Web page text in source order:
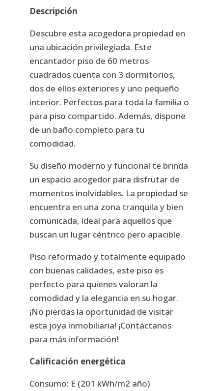
Descripción
Descubre esta acogedora propiedad en
una ubicación privilegiada. Este
encantador piso de 60 metros
cuadrados cuenta con 3 dormitorios,
dos de ellos exteriores y uno pequeño
interior. Perfectos para toda la familia o
para piso compartido. Además, dispone
de un baño completo para tu
comodidad.
Su diseño moderno y funcional te brinda
un espacio acogedor para disfrutar de
momentos inolvidables. La propiedad se
encuentra en una zona tranquila y bien
comunicada, ideal para aquellos que
buscan un lugar céntrico pero apacible.
Piso reformado y totalmente equipado
con buenas calidades, este piso es
perfecto para quienes valoran la
comodidad y la elegancia en su hogar.
¡No pierdas la oportunidad de visitar
esta joya inmobiliaria! ¡Contáctanos
para más información!
Calificación energética
Consumo: E (201 kWh/m2 año)